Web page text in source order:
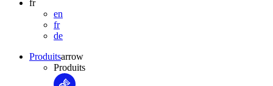
fr
en
fr
de
Produitsarrow
Produits